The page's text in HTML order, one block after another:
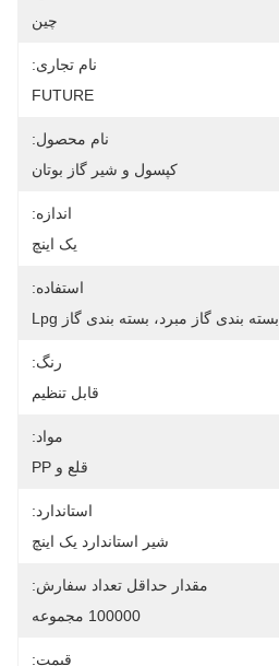
چین
نام تجاری:
FUTURE
نام محصول:
کپسول و شیر گاز بوتان
اندازه:
یک اینچ
استفاده:
بسته بندی گاز مبرد، بسته بندی گاز Lpg
رنگ:
قابل تنظیم
مواد:
قلع و PP
استاندارد:
شیر استاندارد یک اینچ
مقدار حداقل تعداد سفارش:
100000 مجموعه
قیمت: